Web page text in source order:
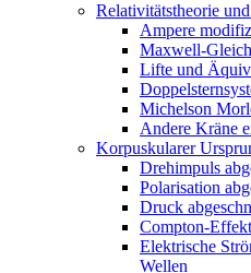
Relativitätstheorie
Ampere
Maxwell-
Lifte und
Michelson
Andere Kräne
Korpuskularer
Drehimpuls
Polarisation
Druck
Compton-Effekt
Elektrische
Wellen